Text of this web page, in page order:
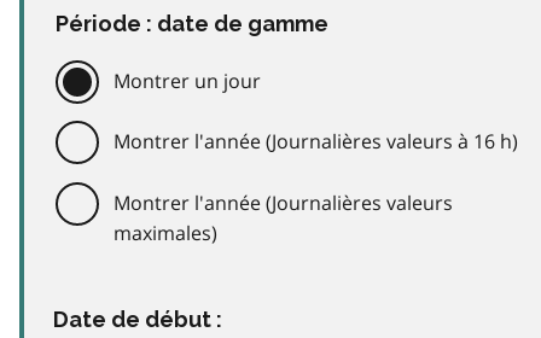
Période : date de gamme
Montrer un jour
Montrer l'année (Journalières valeurs à 16 h)
Montrer l'année (Journalières valeurs
maximales)
Date de début :